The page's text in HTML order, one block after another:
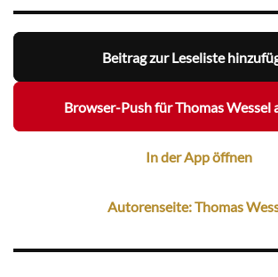
Beitrag zur Leseliste
Browser-Push für Thomas Wessel
In der App öffnen
Autorenseite: Thomas